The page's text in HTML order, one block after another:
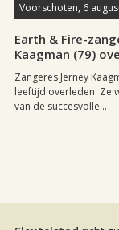
Voorschoten, 6
Earth & Fire-
Kaagman (79)
Zangeres Jerney
leeftijd overleden. Ze
van de succesvolle...